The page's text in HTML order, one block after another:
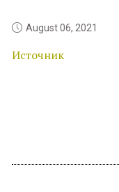
August 06, 2021
Источник